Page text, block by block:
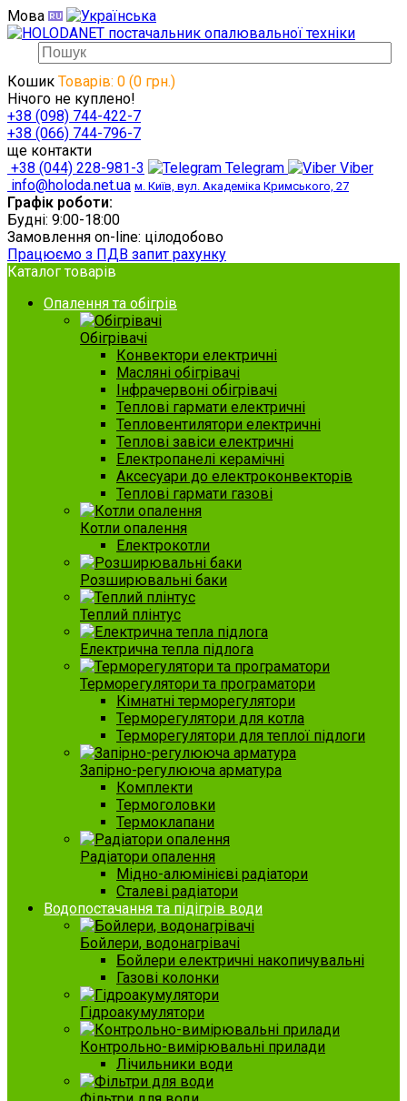
Мова
Кошик Товарів: 0 (0 грн.)
Нічого не куплено!
+38 (098) 744-422-7
+38 (066) 744-796-7
ще контакти
+38 (044) 228-981-3
Telegram
Viber
info@holoda.net.ua м. Київ, вул. Академіка Кримського, 27
Графік роботи:
Будні: 9:00-18:00
Замовлення on-line: цілодобово
Працюємо з ПДВ запит рахунку
Каталог товарів
Опалення та обігрів
Обігрівачі
Конвектори електричні
Масляні обігрівачі
Інфрачервоні обігрівачі
Теплові гармати електричні
Тепловентилятори електричні
Теплові завіси електричні
Електропанелі керамічні
Аксесуари до електроконвекторів
Теплові гармати газові
Котли опалення
Електрокотли
Розширювальні баки
Теплий плінтус
Електрична тепла підлога
Терморегулятори та програматори
Кімнатні терморегулятори
Терморегулятори для котла
Терморегулятори для теплої підлоги
Запірно-регулююча арматура
Комплекти
Термоголовки
Термоклапани
Радіатори опалення
Мідно-алюмінієві радіатори
Сталеві радіатори
Водопостачання та підігрів води
Бойлери, водонагрівачі
Бойлери електричні накопичувальні
Газові колонки
Гідроакумулятори
Контрольно-вимірювальні прилади
Лічильники води